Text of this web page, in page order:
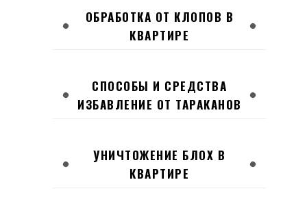
ОБРАБОТКА ОТ КЛОПОВ В
КВАРТИРЕ
СПОСОБЫ И СРЕДСТВА
ИЗБАВЛЕНИЕ ОТ ТАРАКАНОВ
УНИЧТОЖЕНИЕ БЛОХ В
КВАРТИРЕ